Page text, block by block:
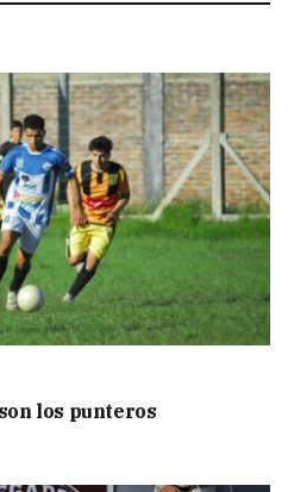
los punteros